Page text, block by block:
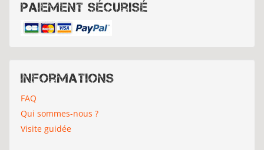
Paiement sécurisé
Informations
FAQ
Qui sommes-nous ?
Visite guidée